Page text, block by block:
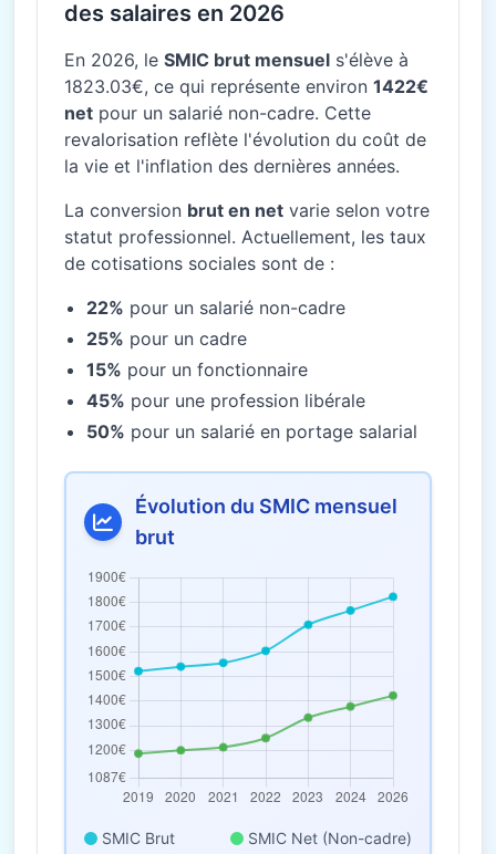
des salaires en 2026
En 2026, le SMIC brut mensuel s'élève à
1823.03€, ce qui représente environ 1422€
net pour un salarié non-cadre. Cette
revalorisation reflète l'évolution du coût de
la vie et l'inflation des dernières années.
La conversion brut en net varie selon votre
statut professionnel. Actuellement, les taux
de cotisations sociales sont de :
22% pour un salarié non-cadre
25% pour un cadre
15% pour un fonctionnaire
45% pour une profession libérale
50% pour un salarié en portage salarial
Évolution du SMIC mensuel
brut
SMIC Brut SMIC Net (Non-cadre)